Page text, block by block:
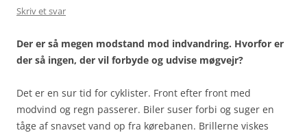
Skriv et svar
Der er så megen modstand mod indvandring. Hvorfor er
der så ingen, der vil forbyde og udvise møgvejr?
Det er en sur tid for cyklister. Front efter front med
modvind og regn passerer. Biler suser forbi og suger en
tåge af snavset vand op fra kørebanen. Brillerne viskes